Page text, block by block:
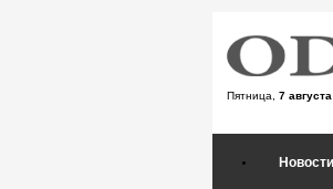
Пятница, 7
Новости